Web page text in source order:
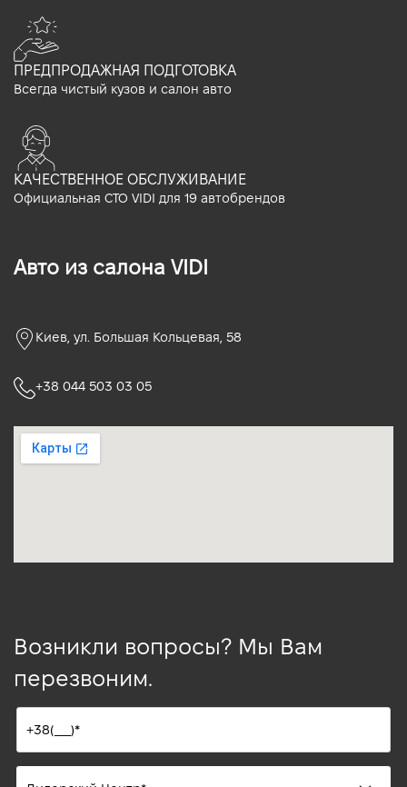
ПРЕДПРОДАЖНАЯ ПОДГОТОВКА
Всегда чистый кузов и салон авто
КАЧЕСТВЕННОЕ ОБСЛУЖИВАНИЕ
Официальная СТО VIDI для 19 автобрендов
Авто из салона VIDI
Киев, ул. Большая Кольцевая, 58
+38 044 503 03 05
Возникли вопросы? Мы Вам
перезвоним.